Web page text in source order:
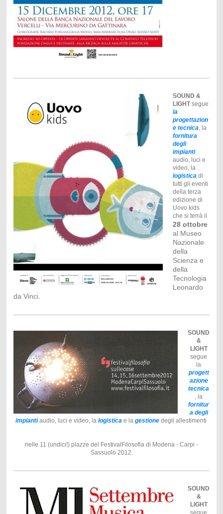
SOUND &
LIGHTsegue
la
progettazion
e tecnica, la
fornitura
degli
impianti
audio, luci e
video, la
logisticadi
tutti gli eventi
della terza
edizione di
Uovo kids
che si terrà il
28 ottobre
al Museo
Nazionale
della
Scienza e
della
Tecnologia
Leonardo
da Vinci.
SOUND
&
LIGHT
segue
la
progett
azione
tecnica
, la
fornitur
a degli
impiantiaudio, luci e video, la logisticae la gestionedegli allestimenti
nelle 11 (undici!) piazze del FestivalFilosofia di Modena - Carpi -
Sassuolo 2012.
SOUND
&
LIGHT